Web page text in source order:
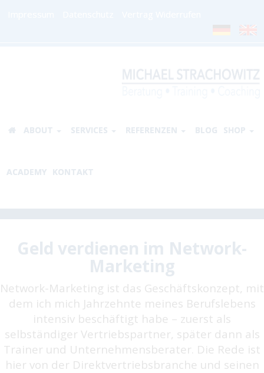
ABOUT SERVICES REFERENZEN BLOG SHOP
ACADEMY KONTAKT
Geld verdienen im Network-
Marketing
Network-Marketing ist das Geschäftskonzept, mit
dem ich mich Jahrzehnte meines Berufslebens
intensiv beschäftigt habe – zuerst als
selbständiger Vertriebspartner, später dann als
Trainer und Unternehmensberater. Die Rede ist
hier von der Direktvertriebsbranche und seinen